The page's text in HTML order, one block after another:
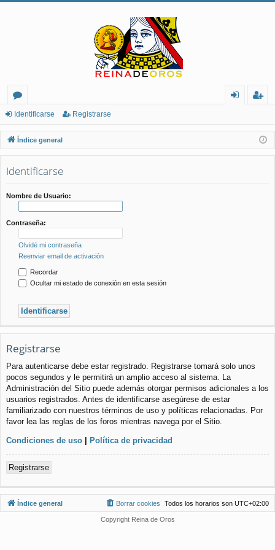
or
os
nt
ifi
ist
ra
Identificarse Registrarse
Índice general
Identificarse
Nombre de Usuario:
Contraseña:
Olvidé mi contraseña
Reenviar email de activación
Recordar
Ocultar mi estado de conexión en esta sesión
Registrarse
Para autenticarse debe estar registrado. Registrarse tomará solo unos
pocos segundos y le permitirá un amplio acceso al sistema. La
Administración del Sitio puede además otorgar permisos adicionales a los
usuarios registrados. Antes de identificarse asegúrese de estar
familiarizado con nuestros términos de uso y políticas relacionadas. Por
favor lea las reglas de los foros mientras navega por el Sitio.
Condiciones de uso | Política de privacidad
Registrarse
Índice general Todos los horarios son UTC+02:00
Borrar cookies
Copyright Reina de Oros